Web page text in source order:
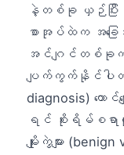
နဲ့တစ်ခု ယှဉ်ပြီး
စာအုပ်ထဲက အခြေအ
အင်ဂျင်တစ်ခုက အရ
ပျက်ကွက်နိုင်ပါတယ်
diagnosis) ထေ
ရင် စိုးရိမ်စရ
မျိုးကွဲများ